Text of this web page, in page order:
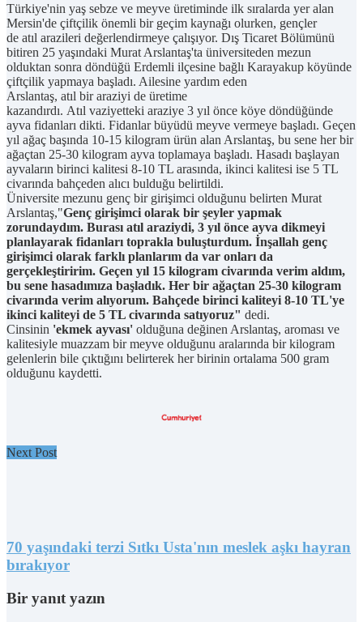
Türkiye'nin yaş sebze ve meyve üretiminde ilk sıralarda yer alan
Mersin'de çiftçilik önemli bir geçim kaynağı olurken, gençler
de atıl arazileri değerlendirmeye çalışıyor. Dış Ticaret Bölümünü
bitiren 25 yaşındaki Murat Arslantaş'ta üniversiteden mezun
olduktan sonra döndüğü Erdemli ilçesine bağlı Karayakup köyünde
çiftçilik yapmaya başladı. Ailesine yardım eden
Arslantaş, atıl bir araziyi de üretime
kazandırdı. Atıl vaziyetteki araziye 3 yıl önce köye döndüğünde
ayva fidanları dikti. Fidanlar büyüdü meyve vermeye başladı. Geçen
yıl ağaç başında 10-15 kilogram ürün alan Arslantaş, bu sene her bir
ağaçtan 25-30 kilogram ayva toplamaya başladı. Hasadı başlayan
ayvaların birinci kalitesi 8-10 TL arasında, ikinci kalitesi ise 5 TL
civarında bahçeden alıcı bulduğu belirtildi.
Üniversite mezunu genç bir girişimci olduğunu belirten Murat
Arslantaş,"Genç girişimci olarak bir şeyler yapmak
zorundaydım. Burası atıl araziydi, 3 yıl önce ayva dikmeyi
planlayarak fidanları toprakla buluşturdum. İnşallah genç
girişimci olarak farklı planlarım da var onları da
gerçekleştiririm. Geçen yıl 15 kilogram civarında verim aldım,
bu sene hasadımıza başladık. Her bir ağaçtan 25-30 kilogram
civarında verim alıyorum. Bahçede birinci kaliteyi 8-10 TL'ye
ikinci kaliteyi de 5 TL civarında satıyoruz" dedi.
Cinsinin 'ekmek ayvası' olduğuna değinen Arslantaş, aroması ve
kalitesiyle muazzam bir meyve olduğunu aralarında bir kilogram
gelenlerin bile çıktığını belirterek her birinin ortalama 500 gram
olduğunu kaydetti.
Next Post
70 yaşındaki terzi Sıtkı Usta'nın meslek aşkı hayran
bırakıyor
Bir yanıt yazın